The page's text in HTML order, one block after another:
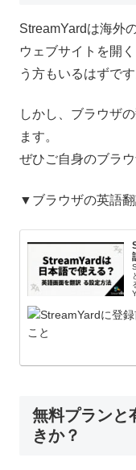
StreamYardは海外
ウェブサイトを開
う方もいるはずです
しかし、ブラウザ
ます。
ぜひご自身のブラ
▼ブラウザの英語
無料プランと
きか？